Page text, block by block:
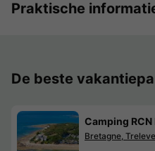
Praktische
De beste
Camping
Bretagne,